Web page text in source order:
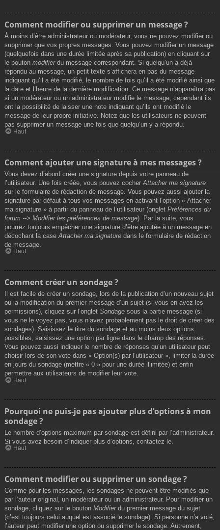
Comment modifier ou supprimer un message ?
À moins d’être administrateur ou modérateur, vous ne pouvez modifier ou
supprimer que vos propres messages. Vous pouvez modifier un message
(quelquefois dans une durée limitée après sa publication) en cliquant sur
le bouton modifierdu message correspondant. Si quelqu’un a déjà
répondu au message, un petit texte s’affichera en bas du message
indiquant qu’il a été modifié, le nombre de fois qu’il a été modifié ainsi que
la date et l’heure de la dernière modification. Ce message n’apparaîtra pas
si un modérateur ou un administrateur modifie le message, cependant ils
ont la possibilité de laisser une note indiquant qu’ils ont modifié le
message de leur propre initiative. Notez que les utilisateurs ne peuvent
pas supprimer un message une fois que quelqu’un y a répondu.
Haut
Comment ajouter une signature à mes messages ?
Vous devez d’abord créer une signature depuis votre panneau de
l’utilisateur. Une fois créée, vous pouvez cocher Attacher ma signature
sur le formulaire de rédaction de message. Vous pouvez aussi ajouter la
signature par défaut à tous vos messages en activant l’option « Attacher
ma signature » à partir du panneau de l’utilisateur (onglet Préférences du
forum --> Modifier les préférences de message). Par la suite, vous
pourrez toujours empêcher une signature d’être ajoutée à un message en
décochant la case Attacher ma signature dans le formulaire de rédaction
de message.
Haut
Comment créer un sondage ?
Il est facile de créer un sondage, lors de la publication d’un nouveau sujet
ou la modification du premier message d’un sujet (si vous en avez les
permissions), cliquez sur l’onglet Sondage sous la partie message (si
vous ne le voyez pas, vous n’avez probablement pas le droit de créer des
sondages). Saisissez le titre du sondage et au moins deux options
possibles, saisissez une option par ligne dans le champ des réponses.
Vous pouvez aussi indiquer le nombre de réponses qu’un utilisateur peut
choisir lors de son vote dans « Option(s) par l’utilisateur », limiter la durée
en jours du sondage (mettre « 0 » pour une durée illimitée) et enfin
permettre aux utilisateurs de modifier leur vote.
Haut
Pourquoi ne puis-je pas ajouter plus d’options à mon
sondage ?
Le nombre d’options maximum par sondage est défini par l’administrateur.
Si vous avez besoin d’indiquer plus d’options, contactez-le.
Haut
Comment modifier ou supprimer un sondage ?
Comme pour les messages, les sondages ne peuvent être modifiés que
par l’auteur original, un modérateur ou un administrateur. Pour modifier un
sondage, cliquez sur le bouton Modifierdu premier message du sujet
(c’est toujours celui auquel est associé le sondage). Si personne n’a voté,
l’auteur peut modifier une option ou supprimer le sondage. Autrement,